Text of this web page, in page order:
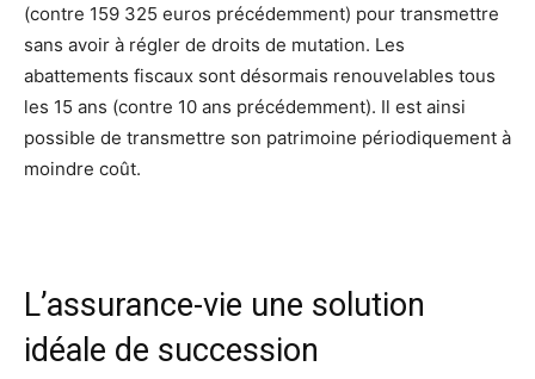
(contre 159 325 euros précédemment) pour transmettre
sans avoir à régler de droits de mutation. Les
abattements fiscaux sont désormais renouvelables tous
les 15 ans (contre 10 ans précédemment). Il est ainsi
possible de transmettre son patrimoine périodiquement à
moindre coût.
L’assurance-vie une solution
idéale de succession